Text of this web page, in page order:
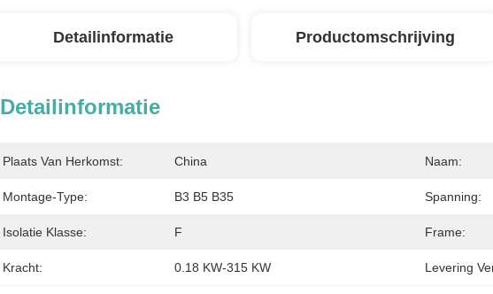
Detailinformatie Productomschrijving
Detailinformatie
Plaats Van Herkomst: China Naam:
Montage-Type: B3 B5 B35 Spanning:
Isolatie Klasse: F Frame:
Kracht: 0.18 KW-315 KW Levering